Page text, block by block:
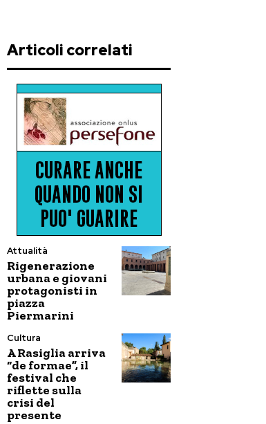
Articoli correlati
Attualità
Rigenerazione
urbana e giovani
protagonisti in
piazza
Piermarini
Cultura
A Rasiglia arriva
“de formae”, il
festival che
riflette sulla
crisi del
presente